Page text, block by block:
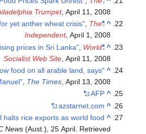
Philadelphia Trumpet
Independent
Socialist Web Site
"SA must grow food on all arable
Manuel",The Times
Olle, N. 2008,'Brazil halts rice exports as
prices climb' ,ABC News(Aust.), 25